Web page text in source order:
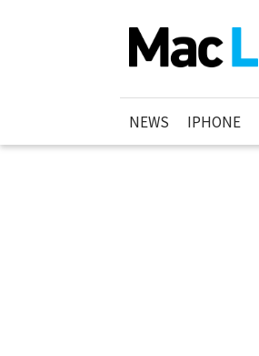
NEWS IPHONE